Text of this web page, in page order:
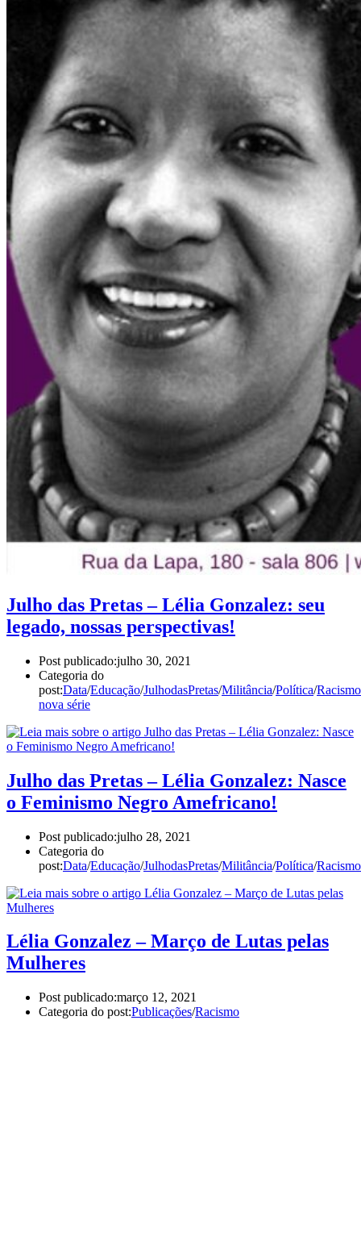
Julho das Pretas – Lélia Gonzalez: seu
legado, nossas perspectivas!
Post publicado:julho 30, 2021
Categoria do
post:Data/Educação/JulhodasPretas/Militância/Política/Racismo
nova série
Julho das Pretas – Lélia Gonzalez: Nasce
o Feminismo Negro Amefricano!
Post publicado:julho 28, 2021
Categoria do
post:Data/Educação/JulhodasPretas/Militância/Política/Racismo
Lélia Gonzalez – Março de Lutas pelas
Mulheres
Post publicado:março 12, 2021
Categoria do post:Publicações/Racismo